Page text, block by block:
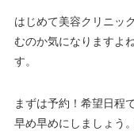
はじめて美容クリニッ
むのか気になりますよ
す。
まずは予約！希望日程
早め早めにしましょう